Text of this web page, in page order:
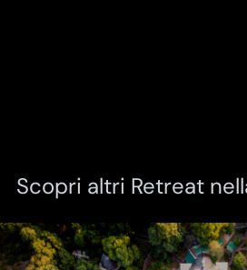
Scopri altri Retreat